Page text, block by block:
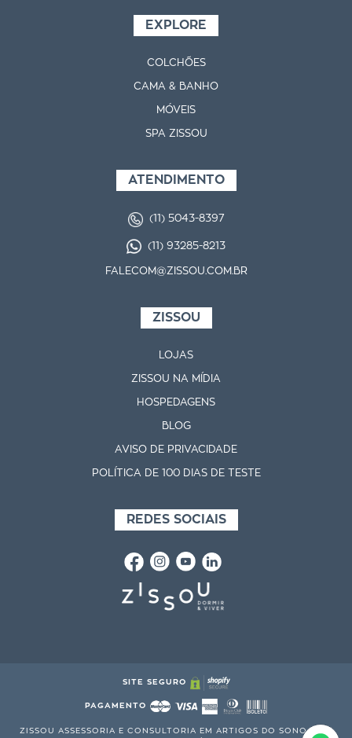
EXPLORE
COLCHÕES
CAMA & BANHO
MÓVEIS
SPA ZISSOU
ATENDIMENTO
(11) 5043-8397
(11) 93285-8213
FALECOM@ZISSOU.COM.BR
ZISSOU
LOJAS
ZISSOU NA MÍDIA
HOSPEDAGENS
BLOG
AVISO DE PRIVACIDADE
POLÍTICA DE 100 DIAS DE TESTE
REDES SOCIAIS
SITE SEGURO
PAGAMENTO
ZISSOU ASSESSORIA E CONSULTORIA EM ARTIGOS DO SONO S.A. |